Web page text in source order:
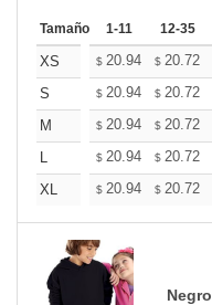
Tamaño 1-11 12-35
XS $ 20.94 $ 20.72
S
$ 20.94 $ 20.72
M
$ 20.94 $ 20.72
L
$ 20.94 $ 20.72
XL
$ 20.94 $ 20.72
Negro